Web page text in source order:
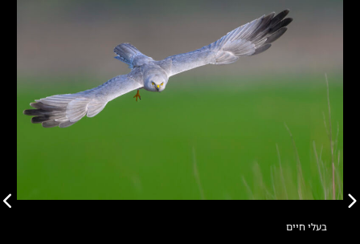
בעלי חיים